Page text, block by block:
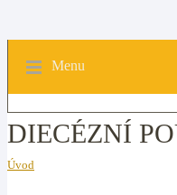
Menu
DIECÉZNÍ
Úvod